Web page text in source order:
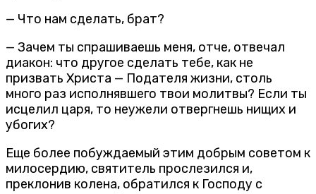
— Что нам сделать, брат?
— Зачем ты спрашиваешь меня, отче, отвечал
диакон: что другое сделать тебе, как не
призвать Христа — Подателя жизни, столь
много раз исполнявшего твои молитвы? Если ты
исцелил царя, то неужели отвергнешь нищих и
убогих?
Еще более побуждаемый этим добрым советом к
милосердию, святитель прослезился и,
преклонив колена, обратился к Господу с